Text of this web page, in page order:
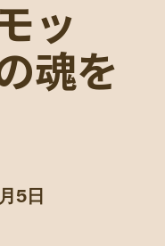
ラム
ッ
魂を
5日